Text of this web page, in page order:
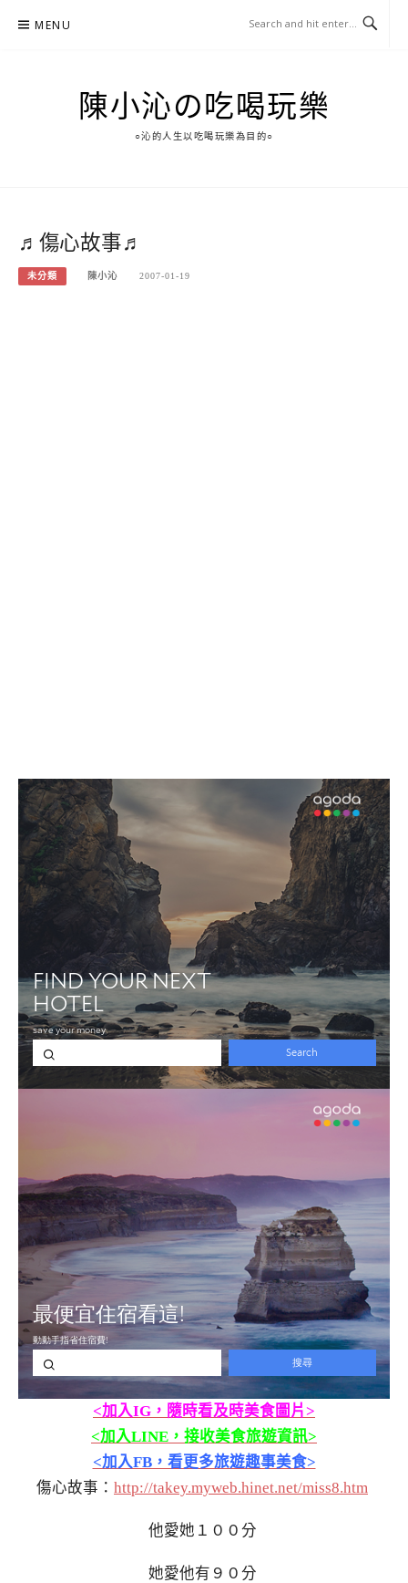
MENU
陳小沁の吃喝玩樂
○沁的人生以吃喝玩樂為目的○
♬傷心故事♬
未分類 陳小沁 2007-01-19
<加入IG，隨時看及時美食圖片>
<加入LINE，接收美食旅遊資訊>
<加入FB，看更多旅遊趣事美食>
傷心故事： http://takey.myweb.hinet.net/miss8.htm
他愛她１００分
她愛他有９０分